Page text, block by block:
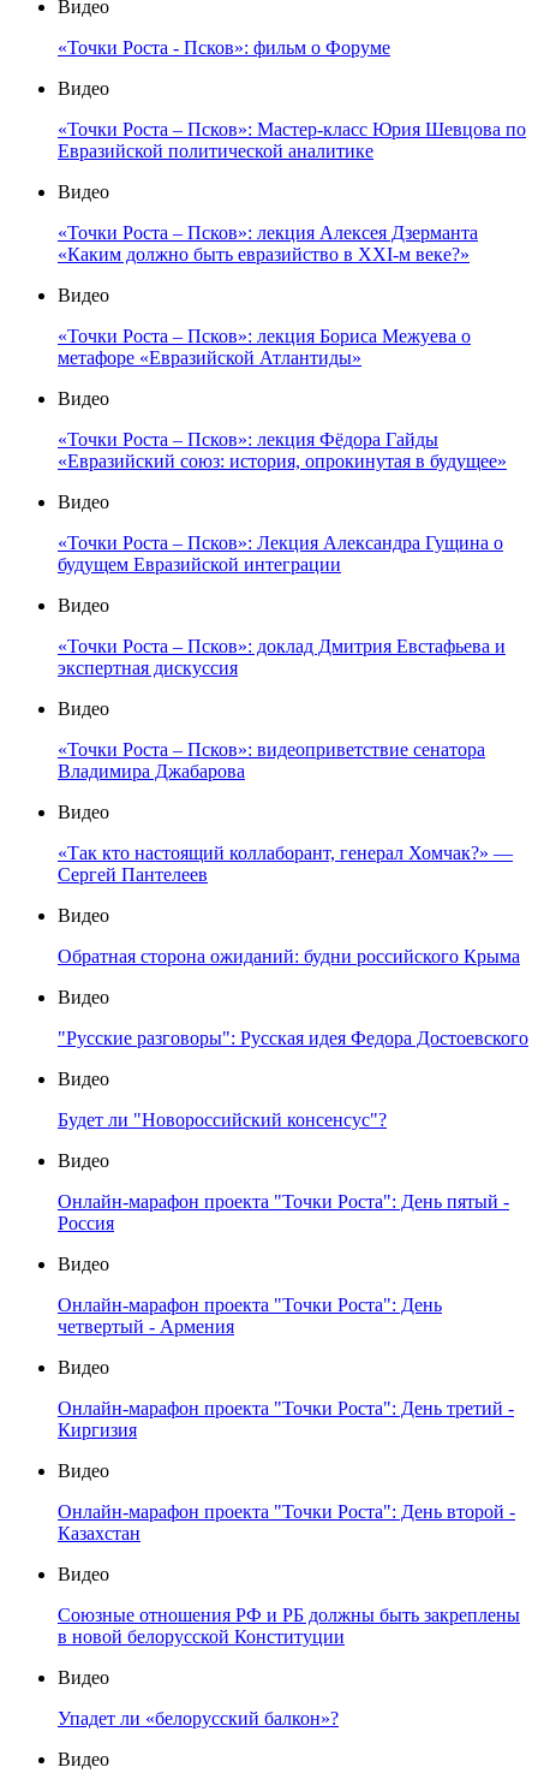
Видео
«Точки Роста - Псков»: фильм о Форуме
Видео
«Точки Роста – Псков»: Мастер-класс Юрия Шевцова по
Евразийской политической аналитике
Видео
«Точки Роста – Псков»: лекция Алексея Дзерманта
«Каким должно быть евразийство в XXI-м веке?»
Видео
«Точки Роста – Псков»: лекция Бориса Межуева о
метафоре «Евразийской Атлантиды»
Видео
«Точки Роста – Псков»: лекция Фёдора Гайды
«Евразийский союз: история, опрокинутая в будущее»
Видео
«Точки Роста – Псков»: Лекция Александра Гущина о
будущем Евразийской интеграции
Видео
«Точки Роста – Псков»: доклад Дмитрия Евстафьева и
экспертная дискуссия
Видео
«Точки Роста – Псков»: видеоприветствие сенатора
Владимира Джабарова
Видео
«Так кто настоящий коллаборант, генерал Хомчак?» —
Сергей Пантелеев
Видео
Обратная сторона ожиданий: будни российского Крыма
Видео
"Русские разговоры": Русская идея Федора Достоевского
Видео
Будет ли "Новороссийский консенсус"?
Видео
Онлайн-марафон проекта "Точки Роста": День пятый -
Россия
Видео
Онлайн-марафон проекта "Точки Роста": День
четвертый - Армения
Видео
Онлайн-марафон проекта "Точки Роста": День третий -
Киргизия
Видео
Онлайн-марафон проекта "Точки Роста": День второй -
Казахстан
Видео
Союзные отношения РФ и РБ должны быть закреплены
в новой белорусской Конституции
Видео
Упадет ли «белорусский балкон»?
Видео